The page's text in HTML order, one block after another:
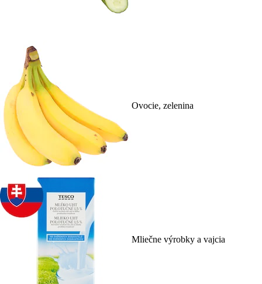
Ovocie, zelenina
Mliečne výrobky a vajcia